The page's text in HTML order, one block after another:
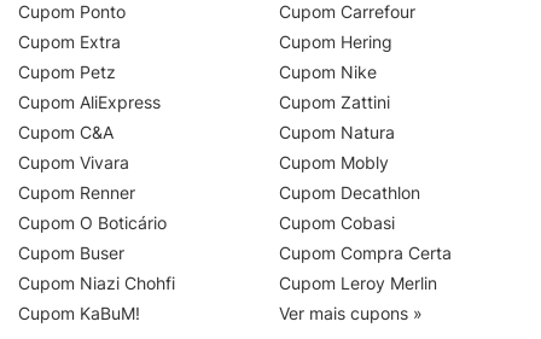
Cupom Ponto
Cupom Extra
Cupom Petz
Cupom AliExpress
Cupom C&A
Cupom Vivara
Cupom Renner
Cupom O Boticário
Cupom Buser
Cupom Niazi Chohfi
Cupom KaBuM!
Cupom Carrefour
Cupom Hering
Cupom Nike
Cupom Zattini
Cupom Natura
Cupom Mobly
Cupom Decathlon
Cupom Cobasi
Cupom Compra Certa
Cupom Leroy Merlin
Ver mais cupons »